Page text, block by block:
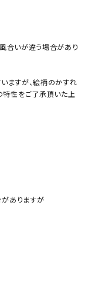
合いが違う場合があり
ますが、絵柄のかすれ
特性をご了承頂いた上
ありますが